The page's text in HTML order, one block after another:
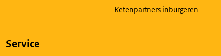
Ketenpartners inburgeren
Service